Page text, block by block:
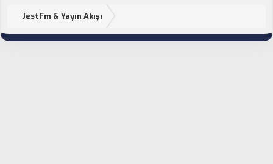
JestFm & Yayın Akışı